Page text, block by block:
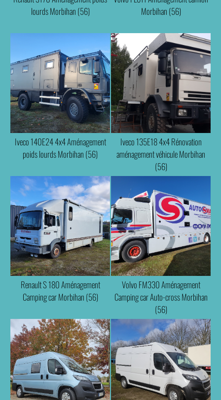
lourds Morbihan (56)
Morbihan (56)
Iveco 140E24 4x4 Aménagement
poids lourds Morbihan (56)
Iveco 135E18 4x4 Rénovation
aménagement véhicule Morbihan
(56)
Renault S 180 Aménagement
Camping car Morbihan (56)
Volvo FM330 Aménagement
Camping car Auto-cross Morbihan
(56)